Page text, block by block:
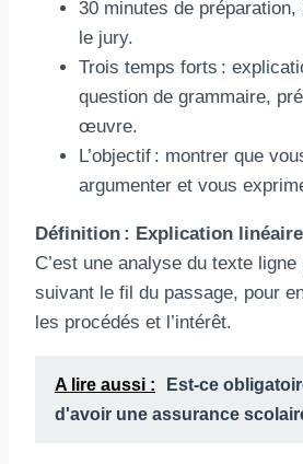
30 minutes de
le jury.
Trois temps forts :
question de grammaire,
œuvre.
L’objectif : montrer que
argumenter et vous
Définition : Explication linéaire
C’est une analyse du texte
suivant le fil du passage, pour
les procédés et l’intérêt.
A lire aussi :
Est-ce
d'avoir une assurance